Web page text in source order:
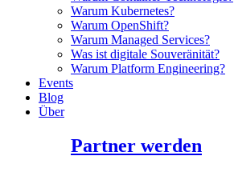
Warum Kubernetes?
Warum OpenShift?
Warum Managed Services?
Was ist digitale Souveränität?
Warum Platform Engineering?
Events
Blog
Über
Partner werden